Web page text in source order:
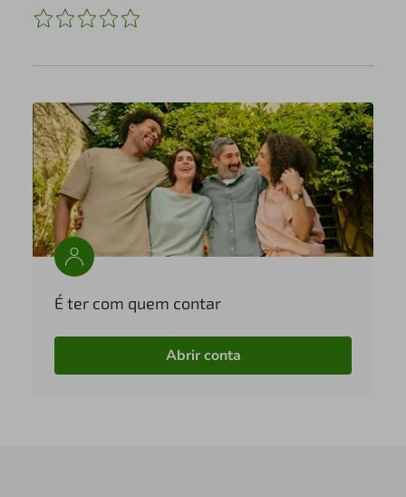
É ter com quem contar
Abrir conta